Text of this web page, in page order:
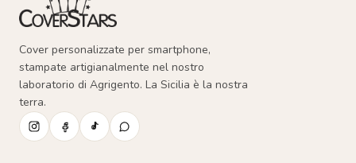
Cover personalizzate per smartphone,
stampate artigianalmente nel nostro
laboratorio di Agrigento. La Sicilia è la nostra
terra.